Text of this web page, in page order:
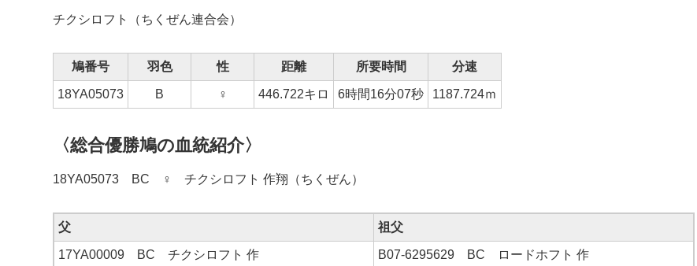
チクシロフト（ちくぜん連合会）
鳩番号 羽色 性 距離 所要時間 分速
18YA05073 B ♀ 446.722キロ 6時間16分07秒 1187.724ｍ
〈総合優勝鳩の血統紹介〉
18YA05073 BC ♀ チクシロフト 作翔（ちくぜん）
父 祖父
17YA00009 BC チクシロフト 作
B07-6295629 BC ロードホフト 作